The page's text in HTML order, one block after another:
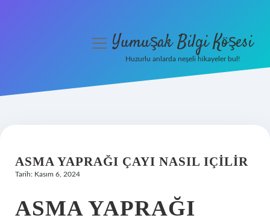
Hakkımızda
menüyüYumuşak Bilgi Köşesi
Huzurlu anlarda neşeli hikayeler bul!
ASMA YAPRAĞI ÇAYI NASIL IÇILIR
Tarih: Kasım 6, 2024
ASMA YAPRAĞI